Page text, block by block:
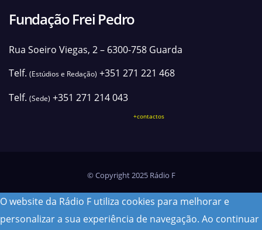
Fundação Frei Pedro
Rua Soeiro Viegas, 2 – 6300-758 Guarda
Telf. (Estúdios e Redação) +351 271 221 468
Telf. (Sede) +351 271 214 043
+contactos
© Copyright 2025 Rádio F
O website da Rádio F utiliza cookies para melhorar e
personalizar a sua experiência de navegação. Ao continuar